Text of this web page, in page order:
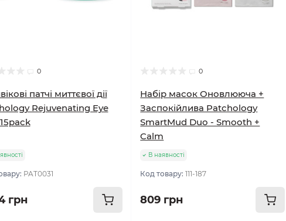
0
патчі миттєвої дії
Rejuvenating Eye
PAT0031
грн
0
Набір масок Оновлююча +
Заспокійлива Patchology
SmartMud Duo - Smooth +
Calm
В наявності
Код товару:111-187
809 грн